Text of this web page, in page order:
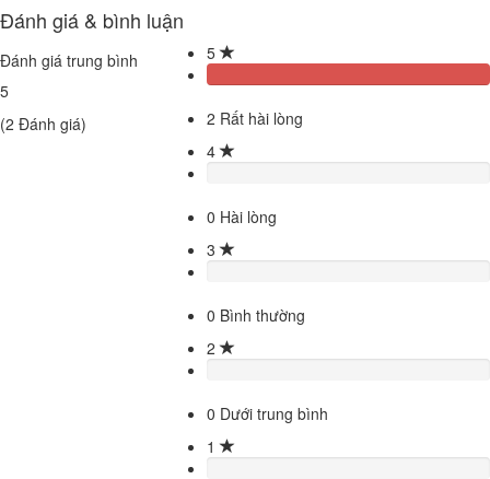
Đánh giá & bình luận
Đánh giá trung bình
5
(2 Đánh giá)
5
2 Rất hài lòng
4
0 Hài lòng
3
0 Bình thường
2
0 Dưới trung bình
1